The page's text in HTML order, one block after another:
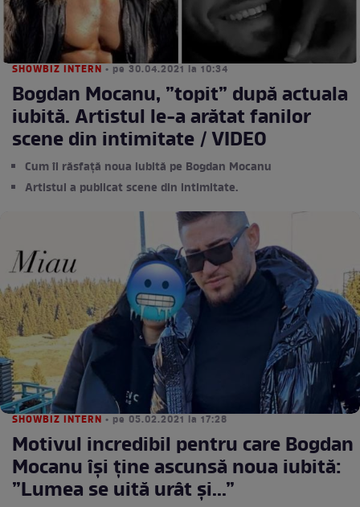
SHOWBIZ INTERN • pe 30.04.2021 la 10:34
Bogdan Mocanu, ”topit” după actuala
iubită. Artistul le-a arătat fanilor
scene din intimitate / VIDEO
Cum îl răsfață noua iubită pe Bogdan Mocanu
Artistul a publicat scene din intimitate.
SHOWBIZ INTERN • pe 05.02.2021 la 17:28
Motivul incredibil pentru care Bogdan
Mocanu își ține ascunsă noua iubită:
”Lumea se uită urât și...”